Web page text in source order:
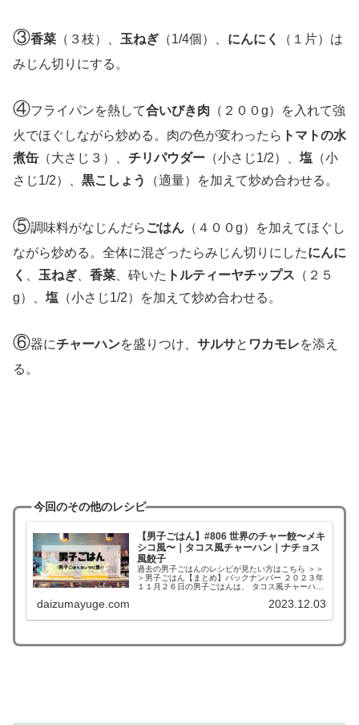
③香菜 （３枝）、 玉ねぎ （1/4個）、 にんにく
（１片）は
みじん切りにする。
④フライパンを熱して合いびき肉 （２００g）を入れて強
火でほぐしながら炒める。肉の色が変わったら トマトの水
煮缶 （大さじ３）、 チリパウダー （小さじ1/2）、 塩 （小
さじ1/2）、 黒こしょう （適量）を加えて炒め合わせる。
⑤調味料がなじんだら ごはん （４００g）を加えてほぐし
ながら炒める。全体に混ざったらみじん切りにしたにんに
く
玉ねぎ 香菜 、砕いた トルティーヤチップス （２５
g）、 塩 （小さじ1/2）を加えて炒め合わせる。
⑥器にチャーハンを盛りつけ、 サルサと ワカモレを添え
る。
今回のその他のレシピ
【男子ごはん】#806 世界のチャー餃〜メキ
シコ風〜｜タコス風チャーハン｜ナチョス
風餃子
過去の男子ごはんのレシピが見たい方はこちら ＞＞
＞男子ごはん【まとめ】バックナンバー ２０２３年
１１月２６日の男子ごはんは、 タコス風チャーハン
料 合いびき肉（２００g）、香菜（３枝）、玉...
daizumayuge.com 2023.12.03